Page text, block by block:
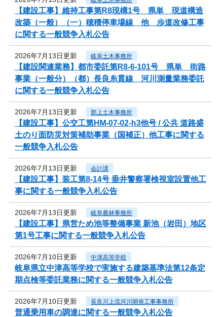
【建設工事】維持工事第R8現構1号 県単 現道構造
改築（一般）（一）穂積停車場線 他 歩道改修工事
に関する一般競争入札公告
2026年7月13日更新 岐阜土木事務所
【建設関連業務】都市委託第R8-6-101号 県単 街路
事業（一般分）（都）長良糸貫線 河川測量業務委託
に関する一般競争入札公告
2026年7月13日更新 郡上土木事務所
【建設工事】公交工第HM-07-02-h3他号 / 公共 道路盛
土のり面防災対策補助事業（国補正）他工事に関する
一般競争入札公告
2026年7月13日更新 会計課
【建設工事】装工第8-14号 垂井警察署検視室設置他工
事に関する一般競争入札公告
2026年7月13日更新 岐阜農林事務所
【建設工事】県営ため池等整備事業 新池（岩田）地区
第1号工事に関する一般競争入札公告
2026年7月10日更新 中津高等学校
岐阜県立中津高等学校で実施する建築基準法第12条定
期点検等委託業務に関する一般競争入札公告
2026年7月10日更新 長良川上流河川開発工事事務所
普通乗用車の調達に関する一般競争入札公告